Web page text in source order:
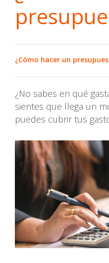
¿Cómo hacer un
¿No sabes en qué
sientes que llega un
puedes cubrir tus